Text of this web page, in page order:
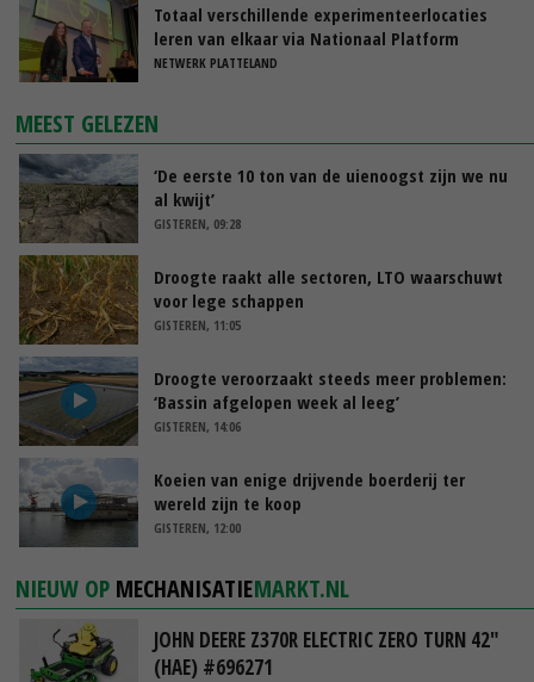
Totaal verschillende experimenteerlocaties
leren van elkaar via Nationaal Platform
NETWERK PLATTELAND
MEEST GELEZEN
‘De eerste 10 ton van de uienoogst zijn we nu
al kwijt’
GISTEREN, 09:28
Droogte raakt alle sectoren, LTO waarschuwt
voor lege schappen
GISTEREN, 11:05
Droogte veroorzaakt steeds meer problemen:
‘Bassin afgelopen week al leeg’
GISTEREN, 14:06
Koeien van enige drijvende boerderij ter
wereld zijn te koop
GISTEREN, 12:00
NIEUW OP MECHANISATIEMARKT.NL
JOHN DEERE Z370R ELECTRIC ZERO TURN 42"
(HAE) #696271